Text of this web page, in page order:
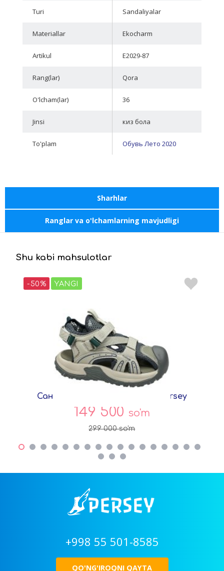
Turi Sandaliyalar
Materiallar Ekocharm
Artikul E2029-87
Rang(lar) Qora
O'lcham(lar) 36
Jinsi киз бола
To'plam Обувь Лето 2020
Sharhlar
Ranglar va o'lchamlarning mavjudligi
Shu kabi mahsulotlar
-50% YANGI
Сандалии Хаки Сетка T8818 Persey
149 500 so'm
299 000so'm
+998 55 501-8585
QO'NG'IROQNI QAYTA